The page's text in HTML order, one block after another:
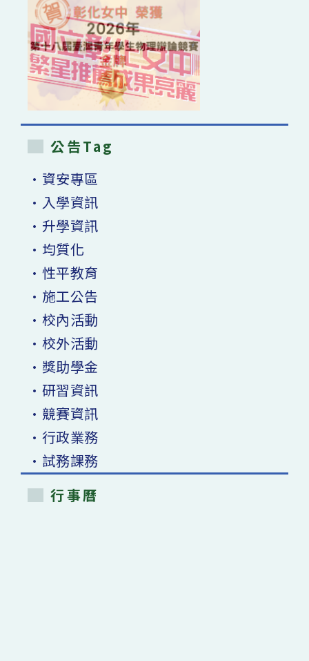
公告Tag
•資安專區
•入學資訊
•升學資訊
•均質化
•性平教育
•施工公告
•校內活動
•校外活動
•獎助學金
•研習資訊
•競賽資訊
•行政業務
•試務課務
行事曆